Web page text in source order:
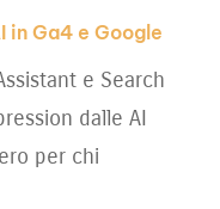
Ga4 e Google
e Search
dalle AI
per chi